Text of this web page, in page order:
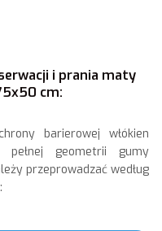
i prania maty
cm:
barierowej włókien
pełnej geometrii gumy
przeprowadzać według